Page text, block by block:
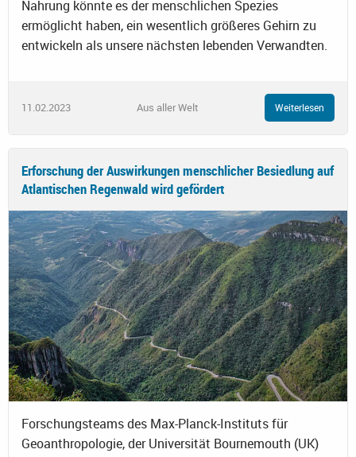
Nahrung könnte es der menschlichen Spezies
ermöglicht haben, ein wesentlich größeres Gehirn zu
entwickeln als unsere nächsten lebenden Verwandten.
11.02.2023 Aus aller Welt Weiterlesen
Erforschung der Auswirkungen menschlicher Besiedlung auf
Atlantischen Regenwald wird gefördert
Forschungsteams des Max-Planck-Instituts für
Geoanthropologie, der Universität Bournemouth (UK)